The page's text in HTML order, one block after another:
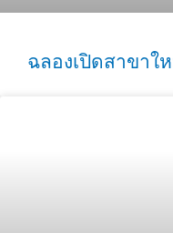
ฉลองเปิดสาขาใ